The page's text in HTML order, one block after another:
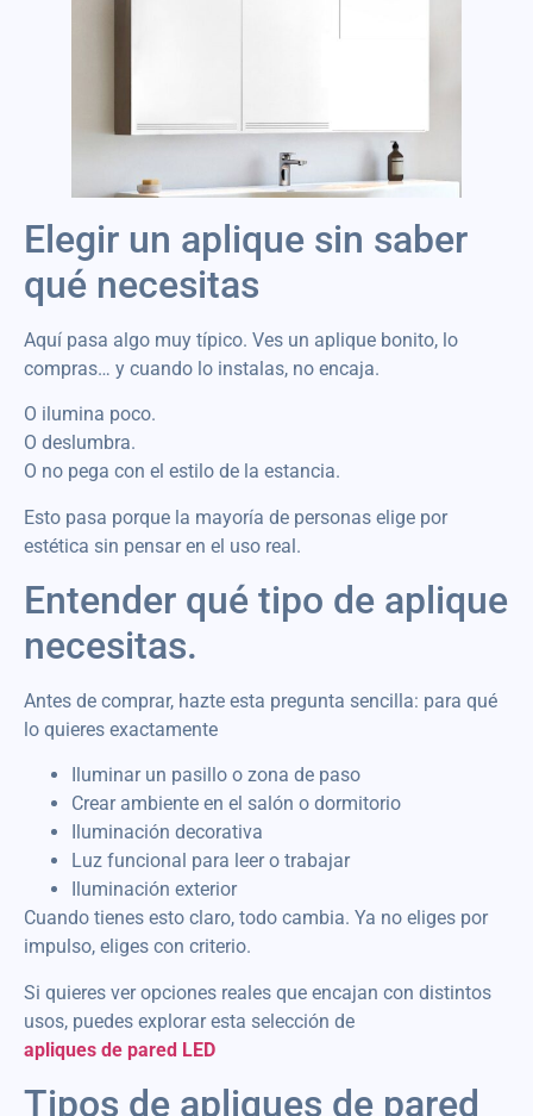
Elegir un aplique sin saber
qué necesitas
Aquí pasa algo muy típico. Ves un aplique bonito, lo
compras… y cuando lo instalas, no encaja.
O ilumina poco.
O deslumbra.
O no pega con el estilo de la estancia.
Esto pasa porque la mayoría de personas elige por
estética sin pensar en el uso real.
Entender qué tipo de aplique
necesitas.
Antes de comprar, hazte esta pregunta sencilla: para qué
lo quieres exactamente
Iluminar un pasillo o zona de paso
Crear ambiente en el salón o dormitorio
Iluminación decorativa
Luz funcional para leer o trabajar
Iluminación exterior
Cuando tienes esto claro, todo cambia. Ya no eliges por
impulso, eliges con criterio.
Si quieres ver opciones reales que encajan con distintos
usos, puedes explorar esta selección de
apliques de pared LED
Tipos de apliques de pared